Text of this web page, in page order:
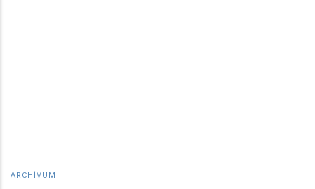
ARCHÍVUM